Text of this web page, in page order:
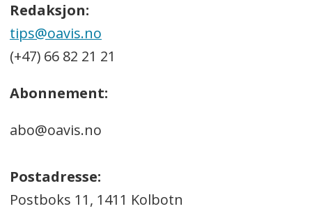
Redaksjon:
tips@oavis.no
(+47) 66 82 21 21
Abonnement:
abo@oavis.no
Postadresse:
Postboks 11, 1411 Kolbotn